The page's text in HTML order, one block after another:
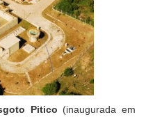
Pitico (inaugurada em